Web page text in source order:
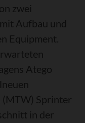
zwei
Aufbau und
Equipment.
Atego
Sprinter
in der